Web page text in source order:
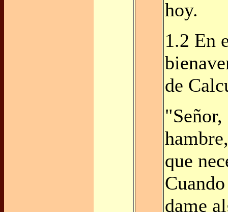
hoy.
1.2 En
de
"Señor,
que
dame